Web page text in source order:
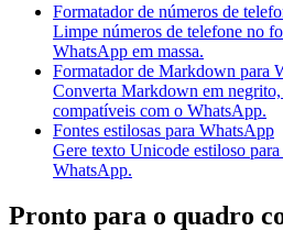
Formatador de números de
Limpe números de telefone no
WhatsApp em massa.
Formatador de Markdown para
Converta Markdown em
compatíveis com o WhatsApp.
Fontes estilosas para WhatsApp
Gere texto Unicode estiloso
WhatsApp.
Pronto para o quadro